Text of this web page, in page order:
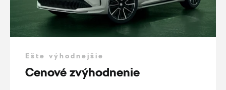
Ešte výhodnejšie
Cenové zvýhodnenie